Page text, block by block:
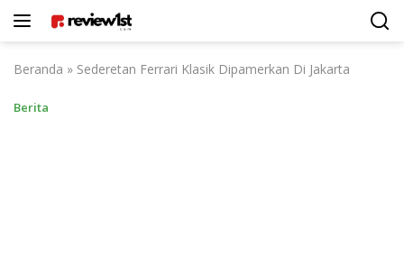
Beranda » Sederetan Ferrari Klasik Dipamerkan Di Jakarta
Berita